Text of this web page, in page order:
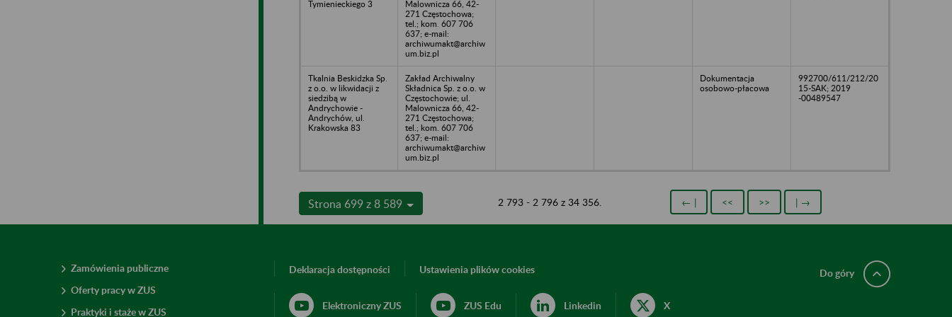
Tymienieckiego 3
Malownicza 66, 42-
271 Częstochowa;
tel.; kom. 607 706
637; e-mail:
archiwumakt@archiw
um.biz.pl
Tkalnia Beskidzka Sp.
z o.o. w likwidacji z
siedzibą w
Andrychowie -
Andrychów, ul.
Krakowska 83
Zakład Archiwalny
Składnica Sp. z o.o. w
Częstochowie; ul.
Malownicza 66, 42-
271 Częstochowa;
tel.; kom. 607 706
637; e-mail:
archiwumakt@archiw
um.biz.pl
Dokumentacja
osobowo-płacowa
992700/611/212/20
15-SAK; 2019
-00489547
Strona 699 z 8 589 2 793 - 2 796 z 34 356. ← | << >> | →
Zamówienia publiczne
Oferty pracy w ZUS
Praktyki i staże w ZUS
Deklaracja dostępności Ustawienia plików cookies
Elektroniczny ZUS ZUS Edu Linkedin X
Do góry